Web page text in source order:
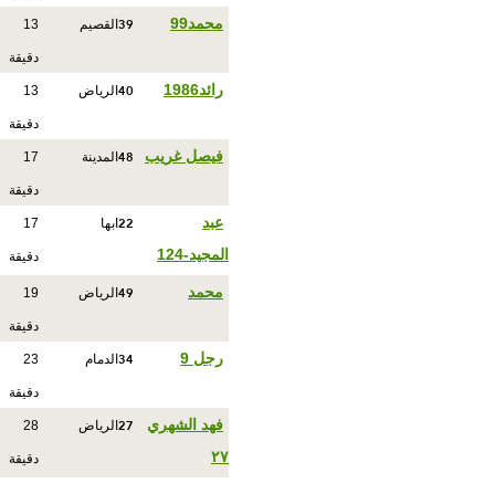
محمد99 39 القصيم 13
دقيقة
رائد1986 40 الرياض 13
دقيقة
فيصل غريب 48 المدينة 17
دقيقة
عبد
المجيد-124
22 ابها 17
دقيقة
محمد 49 الرياض 19
دقيقة
رجل 9 34 الدمام 23
دقيقة
فهد الشهري
٢٧
27 الرياض 28
دقيقة